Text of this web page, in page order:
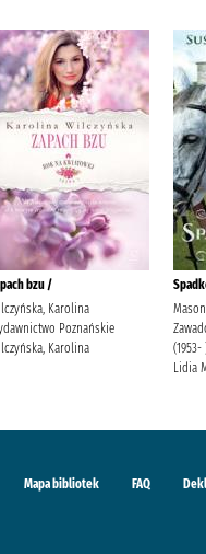
bzu /
Karolina
Poznańskie
Karolina
(1953-
Lidia
Mapa bibliotek FAQ